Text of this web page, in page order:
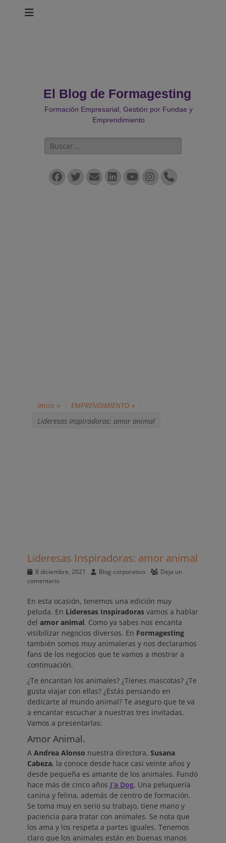
El Blog de Formagesting
Formación Empresarial, Gestión por Fundae y
Emprendimiento
Buscar:
Facebook
Twitter
Correo
electrónico
LinkedIn
YouTube
Instagram
Teléfono
Inicio » EMPRENDIMIENTO »
Lideresas Inspiradoras: amor animal
Lideresas Inspiradoras: amor animal
Publicado
el
8 diciembre, 2021 AutorBlog corporativo
Deja un
comentario
En esta ocasión, tenemos una edición muy
peluda. En Lideresas Inspiradoras vamos a hablar
del amor animal. Como ya sabes nos encanta
visibilizar negocios diversos. En Formagesting
también somos muy animaleras y nos declaramos
fans de los negocios que te vamos a mostrar a
continuación.
¿Te encantan los animales? ¿Tienes mascotas? ¿Te
gusta viajar con ellas? ¿Estás pensando en
dedicarte al mundo animal? Te aseguro que te va
a encantar escuchar a nuestras tres invitadas.
Vamos a presentarlas:
Amor Animal.
A Andrea Alonso nuestra directora, Susana
Cabeza, la conoce desde hace casi veinte años y
desde pequeña es amante de los animales. Fundó
hace más de cinco años J’a Dog. Una peluquería
canina y felina, además de centro de formación.
Se toma muy en serio su trabajo, tiene mano y
paciencia para tratar con animales. Se nota que
los ama y los respeta a partes iguales. Tenemos
claro que los animales están en buenas manos